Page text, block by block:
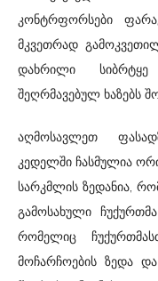
კონტრფორსები
მკვეთრად
დახრილი
შეღრმავებულ ხაზებს
აღმოსავლეთ
კედელში ჩასმულია
სარკმლის ზედანია,
გამოსახული
რომელიც
მოჩარჩოების ზედა